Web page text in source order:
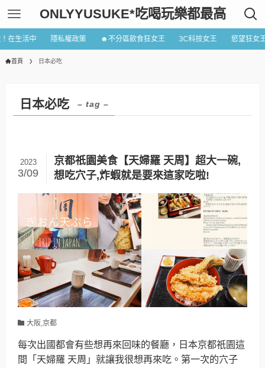
ONLYYUSUKE*吃喝玩樂都最高
在生活中 隱私權政策 ☻不分區飲食狂女王 3C科技女王 慾望狂女
首頁 日本必吃
日本必吃 – tag –
京都祇園美食【天婦羅 天周】超大一碗,
想吃穴子,炸蝦就是要來這家吃啦!
2023
3/09
大阪,京都
每次出國都會有些想再來回味的餐廳，日本京都祇園這
間「天婦羅 天周」就讓我很想再來吃。第一次的穴子